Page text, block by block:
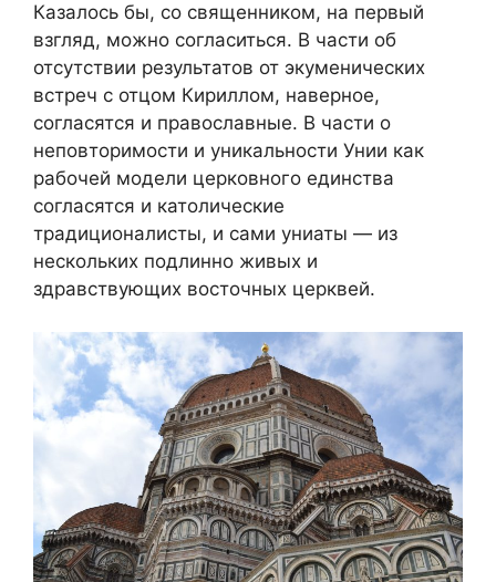
Казалось бы, со священником, на первый
взгляд, можно согласиться. В части об
отсутствии результатов от экуменических
встреч с отцом Кириллом, наверное,
согласятся и православные. В части о
неповторимости и уникальности Унии как
рабочей модели церковного единства
согласятся и католические
традиционалисты, и сами униаты — из
нескольких подлинно живых и
здравствующих восточных церквей.